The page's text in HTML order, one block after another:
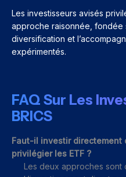
Les investisseurs avisés
approche raisonnée, fondée
diversification et
expérimentés.
FAQ Sur Les
BRICS
Faut-il investir directement
privilégier les ETF ?
Les deux approches sont